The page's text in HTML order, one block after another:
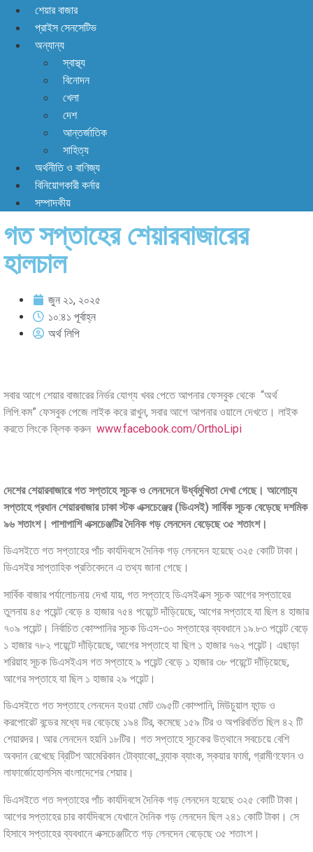
শেয়ার বাজার
প্রাইস সেনসেটিভ
অন্যান্য
স্বাস্থ্য
বিনোদন
খেলা
দেশ
আন্তর্জাতিক
সাহিত্য
অর্থনীতি ও বাণিজ্য
বিনিয়োগকারী কর্নার
সম্পাদকীয়
গত সপ্তাহের শেয়ারবাজারের
হালচাল
জুন ২১, ২০২৫
১০:৪১ পূর্বাহ্ন
অর্থ লিপি
সবার আগে শেয়ার বাজারের নির্ভর যোগ্য খবর পেতে আপনার ফেসবুক থেকে “অর্থ
লিপি.কম” ফেসবুক পেজে লাইক করে রাখুন, সবার আগে আপনার ওয়ালে দেখতে। লাইক
করতে লিংকে ক্লিক করুন www.facebook.com/OrthoLipi
দেশের শেয়ারবাজারে গত সপ্তাহে সূচক ও লেনদেনে উর্ধ্বমুখিতা দেখা গেছে। আলোচ্য
সপ্তাহে প্রধান শেয়ারবাজার ঢাকা স্টক এক্সচেঞ্জের (ডিএসই) সার্বিক সূচক বেড়েছে দশমিক
৯৬ শতাংশ। পাশাপাশি এক্সচেঞ্জটির দৈনিক গড় লেনদেন বেড়েছে ৩৫ শতাংশ।
ডিএসইতে গত সপ্তাহের পাঁচ কার্যদিবসে দৈনিক গড় লেনদেন হয়েছে ৩২৫ কোটি টাকা।
ডিএসইর সাপ্তাহিক প্রতিবেদনে এ তথ্য জানা গেছে।
সার্বিক বাজার পর্যালোচনায় দেখা যায়, গত সপ্তাহে ডিএসইএক্স সূচক আগের সপ্তাহের
তুলনায় ৪৫ পয়েন্ট বেড়ে ৪ হাজার ৭৫৪ পয়েন্টে দাঁড়িয়েছে, আগের সপ্তাহে যা ছিল ৪ হাজার
৭০৯ পয়েন্ট। নির্বাচিত কোম্পানির সূচক ডিএস-৩০ সপ্তাহের ব্যবধানে ১৯.৮৩ পয়েন্ট বেড়ে
১ হাজার ৭৮২ পয়েন্টে দাঁড়িয়েছে, আগের সপ্তাহে যা ছিল ১ হাজার ৭৬২ পয়েন্ট। এছাড়া
শরিয়াহ সূচক ডিএসইএস গত সপ্তাহে ৯ পয়েন্ট বেড়ে ১ হাজার ৩৮ পয়েন্টে দাঁড়িয়েছে,
আগের সপ্তাহে যা ছিল ১ হাজার ২৯ পয়েন্ট।
ডিএসইতে গত সপ্তাহে লেনদেন হওয়া মোট ৩৯৫টি কোম্পানি, মিউচুয়াল ফান্ড ও
করপোরেট বন্ডের মধ্যে দর বেড়েছে ১৯৪ টির, কমেছে ১৫৯ টির ও অপরিবর্তিত ছিল ৪২ টি
শেয়ারদর। আর লেনদেন হয়নি ১৮টির। গত সপ্তাহে সূচকের উত্থানে সবচেয়ে বেশি
অবদান রেখেছে ব্রিটিশ আমেরিকান টোব্যাকো, ব্র্যাক ব্যাংক, স্কয়ার ফার্মা, গ্রামীণফোন ও
লাফার্জোহোলসিম বাংলাদেশের শেয়ার।
ডিএসইতে গত সপ্তাহের পাঁচ কার্যদিবসে দৈনিক গড় লেনদেন হয়েছে ৩২৫ কোটি টাকা।
আগের সপ্তাহের চার কার্যদিবসে যেখানে দৈনিক গড় লেনদেন ছিল ২৪১ কোটি টাকা। সে
হিসাবে সপ্তাহের ব্যবধানে এক্সচেঞ্জটিতে গড় লেনদেন বেড়েছে ৩৫ শতাংশ।